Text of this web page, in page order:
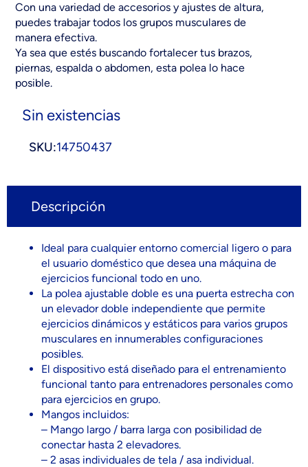
Con una variedad de accesorios y ajustes de altura,
puedes trabajar todos los grupos musculares de
manera efectiva.
Ya sea que estés buscando fortalecer tus brazos,
piernas, espalda o abdomen, esta polea lo hace
posible.
Sin existencias
SKU:14750437
Descripción
Ideal para cualquier entorno comercial ligero o para
el usuario doméstico que desea una máquina de
ejercicios funcional todo en uno.
La polea ajustable doble es una puerta estrecha con
un elevador doble independiente que permite
ejercicios dinámicos y estáticos para varios grupos
musculares en innumerables configuraciones
posibles.
El dispositivo está diseñado para el entrenamiento
funcional tanto para entrenadores personales como
para ejercicios en grupo.
Mangos incluidos:
– Mango largo / barra larga con posibilidad de
conectar hasta 2 elevadores.
– 2 asas individuales de tela / asa individual.